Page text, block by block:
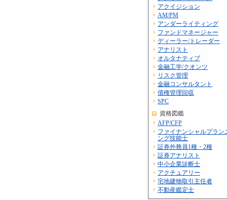
アクイジション
AM/PM
アンダーライティング
ファンドマネージャー
ディーラー/トレーダー
アナリスト
オルタナティブ
金融工学/クオンツ
リスク管理
金融コンサルタント
債権管理回収
SPC
資格図鑑
AFP/CFP
ファイナンシャルプラン
ング技能士
証券外務員1種・2種
証券アナリスト
中小企業診断士
アクチュアリー
宅地建物取引主任者
不動産鑑定士